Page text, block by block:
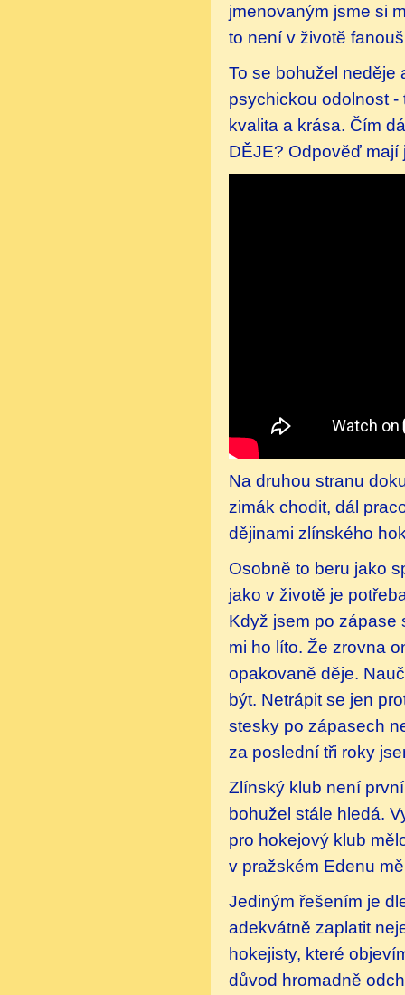
jmenovaným jsme si
to není v životě
To se bohužel neděje
psychickou odolnost
kvalita a krása. Čím
DĚJE? Odpověď mají
Na druhou stranu
zimák chodit, dál
dějinami zlínského
Osobně to beru jako
jako v životě je
Když jsem po zápase
mi ho líto. Že zrovna
opakovaně děje.
být. Netrápit se jen
stesky po zápasech
za poslední tři roky
Zlínský klub není
bohužel stále hledá.
pro hokejový klub
v pražském Edenu
Jediným řešením je
adekvátně zaplatit
hokejisty, které
důvod hromadně